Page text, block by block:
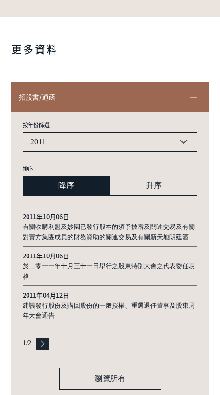
更多資料
招股書/通函
按年份篩選
2011
排序
降序 升序
2011年10月06日
有關收購利盟及妙園已發行股本的須予披露及關連交易及有關
對賣方集團成員的財務資助的關連交易及有關新天地朗廷酒店
相關交易的持續關連交易及股東特別大會通告
2011年10月06日
於二零一一年十月三十一日舉行之股東特別大會之代表委任表
格
2011年04月12日
建議發行股份及購回股份的一般授權、重選退任董事及股東周
年大會通告
1/2
瀏覽所有